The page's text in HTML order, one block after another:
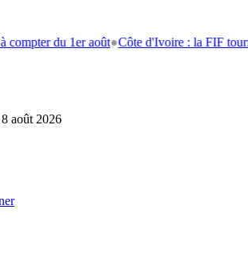
du 1er août●Côte d'Ivoire : la FIF tourne la
août 2026